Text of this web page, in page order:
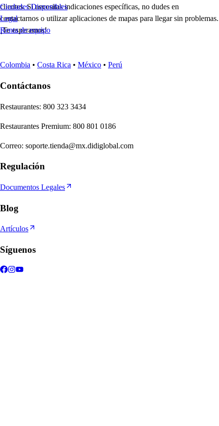
clientes. Si necesitas indicaciones específicas, no dudes en
contactarnos o utilizar aplicaciones de mapas para llegar sin problemas.
¡Te esperamos!
Ciudades Disponibles
Legal
Renta de equipo
Colombia • Costa Rica • México • Perú
Contáctanos
Restaurantes: 800 323 3434
Restaurantes Premium: 800 801 0186
Correo: soporte.tienda@mx.didiglobal.com
Regulación
Documentos Legales
Blog
Artículos
Síguenos